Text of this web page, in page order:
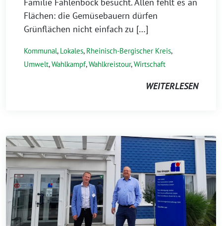
Flächen: die Gemüsebauern dürfen
Grünflächen nicht einfach zu […]
Kommunal, Lokales, Rheinisch-Bergischer Kreis,
Umwelt,Wahlkampf,Wahlkreistour,Wirtschaft
WEITERLESEN